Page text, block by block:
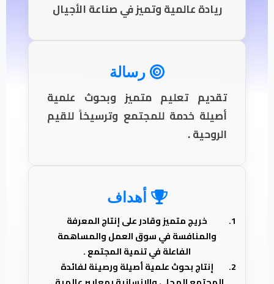
ريادة عالمية وتميز في صناعة الأجيال
رسالة
تقديم تعليم متميز وبحوث علمية
أصيلة خدمة للمجتمع وترسيخاً للقيم
الروحية .
أهداف
خريج متميز وقادر على إنتاج المعرفة
والمنافسة في سوق العمل والمساهمة
الفاعلة في تنمية المجتمع .
إنتاج بحوث علمية أصيلة ورصينة لفائدة